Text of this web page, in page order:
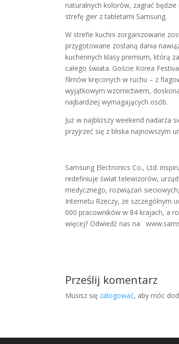
naturalnych kolorów, zagrać
strefę gier z tabletami Samsung.
W strefie kuchni zorganizowane
przygotowane zostaną dania
kuchennych klasy premium, którą
całego świata. Goście Korea
filmów kręconych w ruchu – z
wyjątkowym wzornictwem,
najbardziej wymagających osób.
Już w najbliższy weekend nadarza
przyjrzeć się z bliska najnowszym
Samsung Electronics Co., Ltd.
redefiniuje świat telewizorów,
medycznego, rozwiązań
Internetu Rzeczy, ze szczególnym
000 pracowników w 84 krajach, a
więcej? Odwiedź nas na
Prześlij komentarz
Musisz się zalogować, aby móc